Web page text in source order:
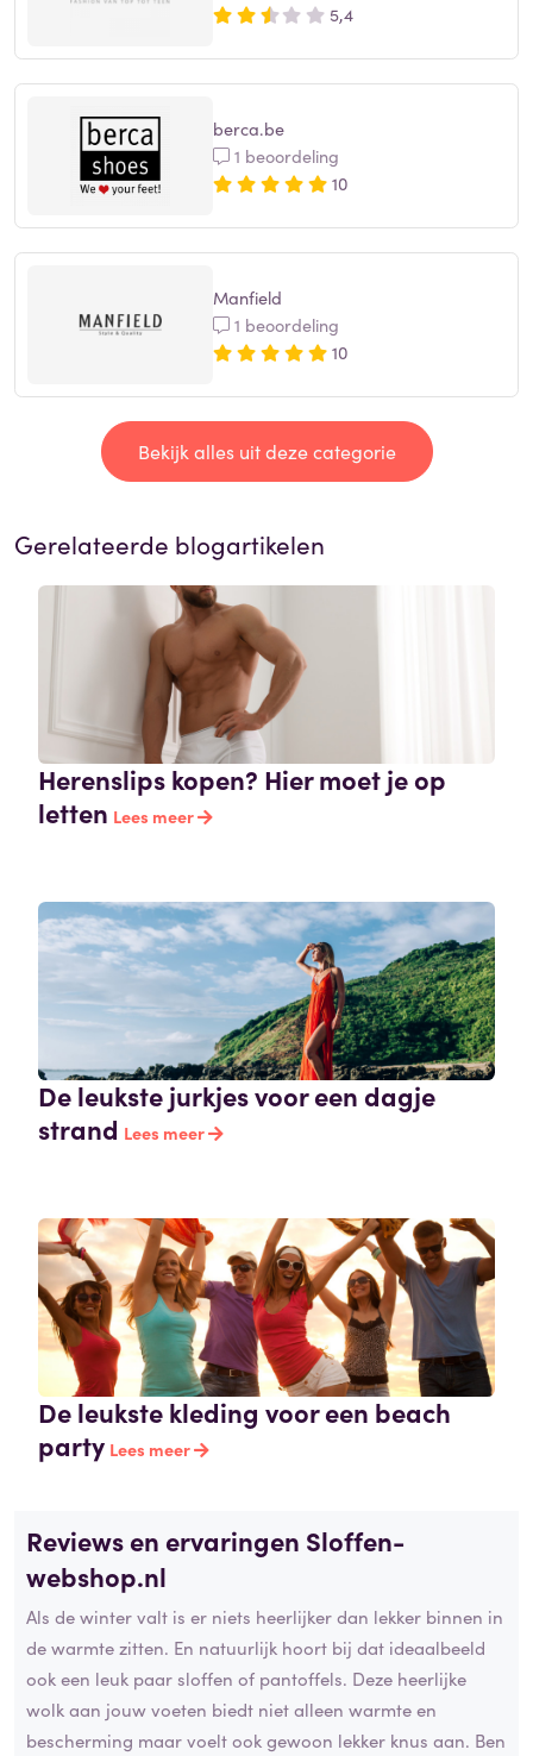
5,4
berca.be
1 beoordeling
10
Manfield
1 beoordeling
10
Bekijk alles uit deze categorie
Gerelateerde blogartikelen
Herenslips kopen? Hier moet je op
letten Lees meer
De leukste jurkjes voor een dagje
strand Lees meer
De leukste kleding voor een beach
party Lees meer
Reviews en ervaringen Sloffen-
webshop.nl
Als de winter valt is er niets heerlijker dan lekker binnen in
de warmte zitten. En natuurlijk hoort bij dat ideaalbeeld
ook een leuk paar sloffen of pantoffels. Deze heerlijke
wolk aan jouw voeten biedt niet alleen warmte en
bescherming maar voelt ook gewoon lekker knus aan. Ben